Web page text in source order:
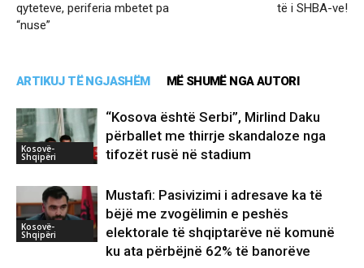
qyteteve, periferia mbetet pa
“nuse”
të i SHBA-ve!
ARTIKUJ TË NGJASHËM MË SHUMË NGA AUTORI
Kosovë-
Shqipëri
“Kosova është Serbi”, Mirlind Daku
përballet me thirrje skandaloze nga
tifozët rusë në stadium
Kosovë-
Shqipëri
Mustafi: Pasivizimi i adresave ka të
bëjë me zvogëlimin e peshës
elektorale të shqiptarëve në komunë
ku ata përbëjnë 62% të banorëve